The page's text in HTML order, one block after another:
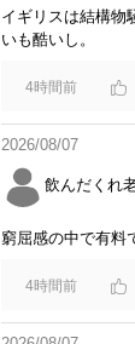
イギリスは結構物
いも酷いし。
4時間前
2026/08/07
飲んだくれ
窮屈感の中で有料
4時間前